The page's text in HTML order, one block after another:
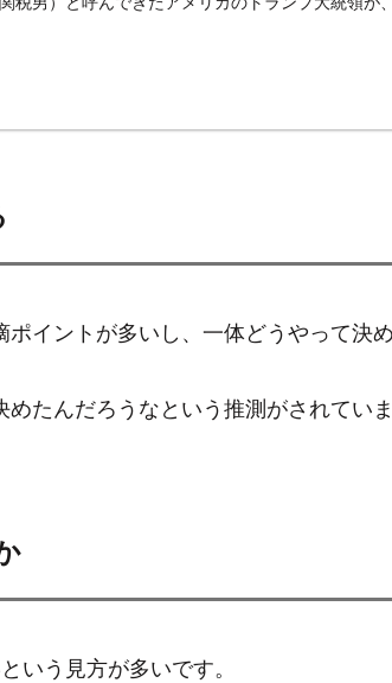
イントが多いし、一体どうやって決
たんだろうなという推測がされてい
いう見方が多いです。